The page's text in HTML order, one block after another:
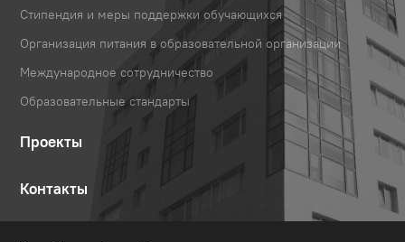
Стипендия и меры поддержки обучающихся
Организация питания в образовательной организации
Международное сотрудничество
Образовательные стандарты
Проекты
Контакты